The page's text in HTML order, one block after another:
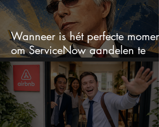
Wanneer is hét perfecte moment
om ServiceNow aandelen te
kopen?